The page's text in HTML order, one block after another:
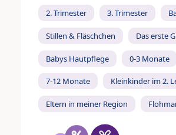
2. Trimester 3. Trimester
Stillen & Fläschchen Das erste
Babys Hautpflege 0-3 Monate
7-12 Monate Kleinkinder im 2.
Eltern in meiner Region